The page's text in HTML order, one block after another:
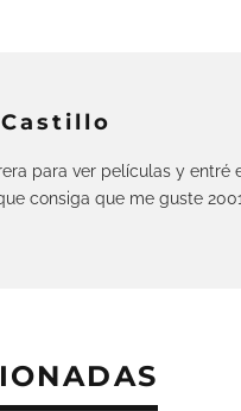
para ver películas y entré
consiga que me guste